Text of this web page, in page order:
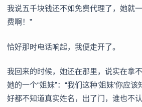
我说五千块钱还不如免费代理了，她就
费啊！”
恰好那时电话响起，我便走开了。
我回来的时候，她还在那里，说实在拿
她的一个“姐妹”：“我们这种‘姐妹’你应
好都不知道真实姓名，出了门，谁也不